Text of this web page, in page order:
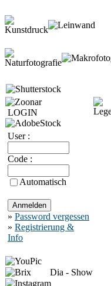
LOGIN
User :
Code :
Automatisch
» Password vergessen
» Registrierung &
Info
Dia - Show